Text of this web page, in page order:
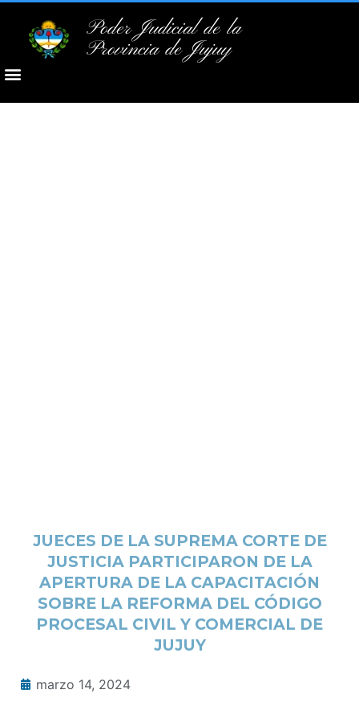
Poder Judicial de la
Provincia de Jujuy
JUECES DE LA SUPREMA CORTE DE
JUSTICIA PARTICIPARON DE LA
APERTURA DE LA CAPACITACIÓN
SOBRE LA REFORMA DEL CÓDIGO
PROCESAL CIVIL Y COMERCIAL DE
JUJUY
marzo 14, 2024